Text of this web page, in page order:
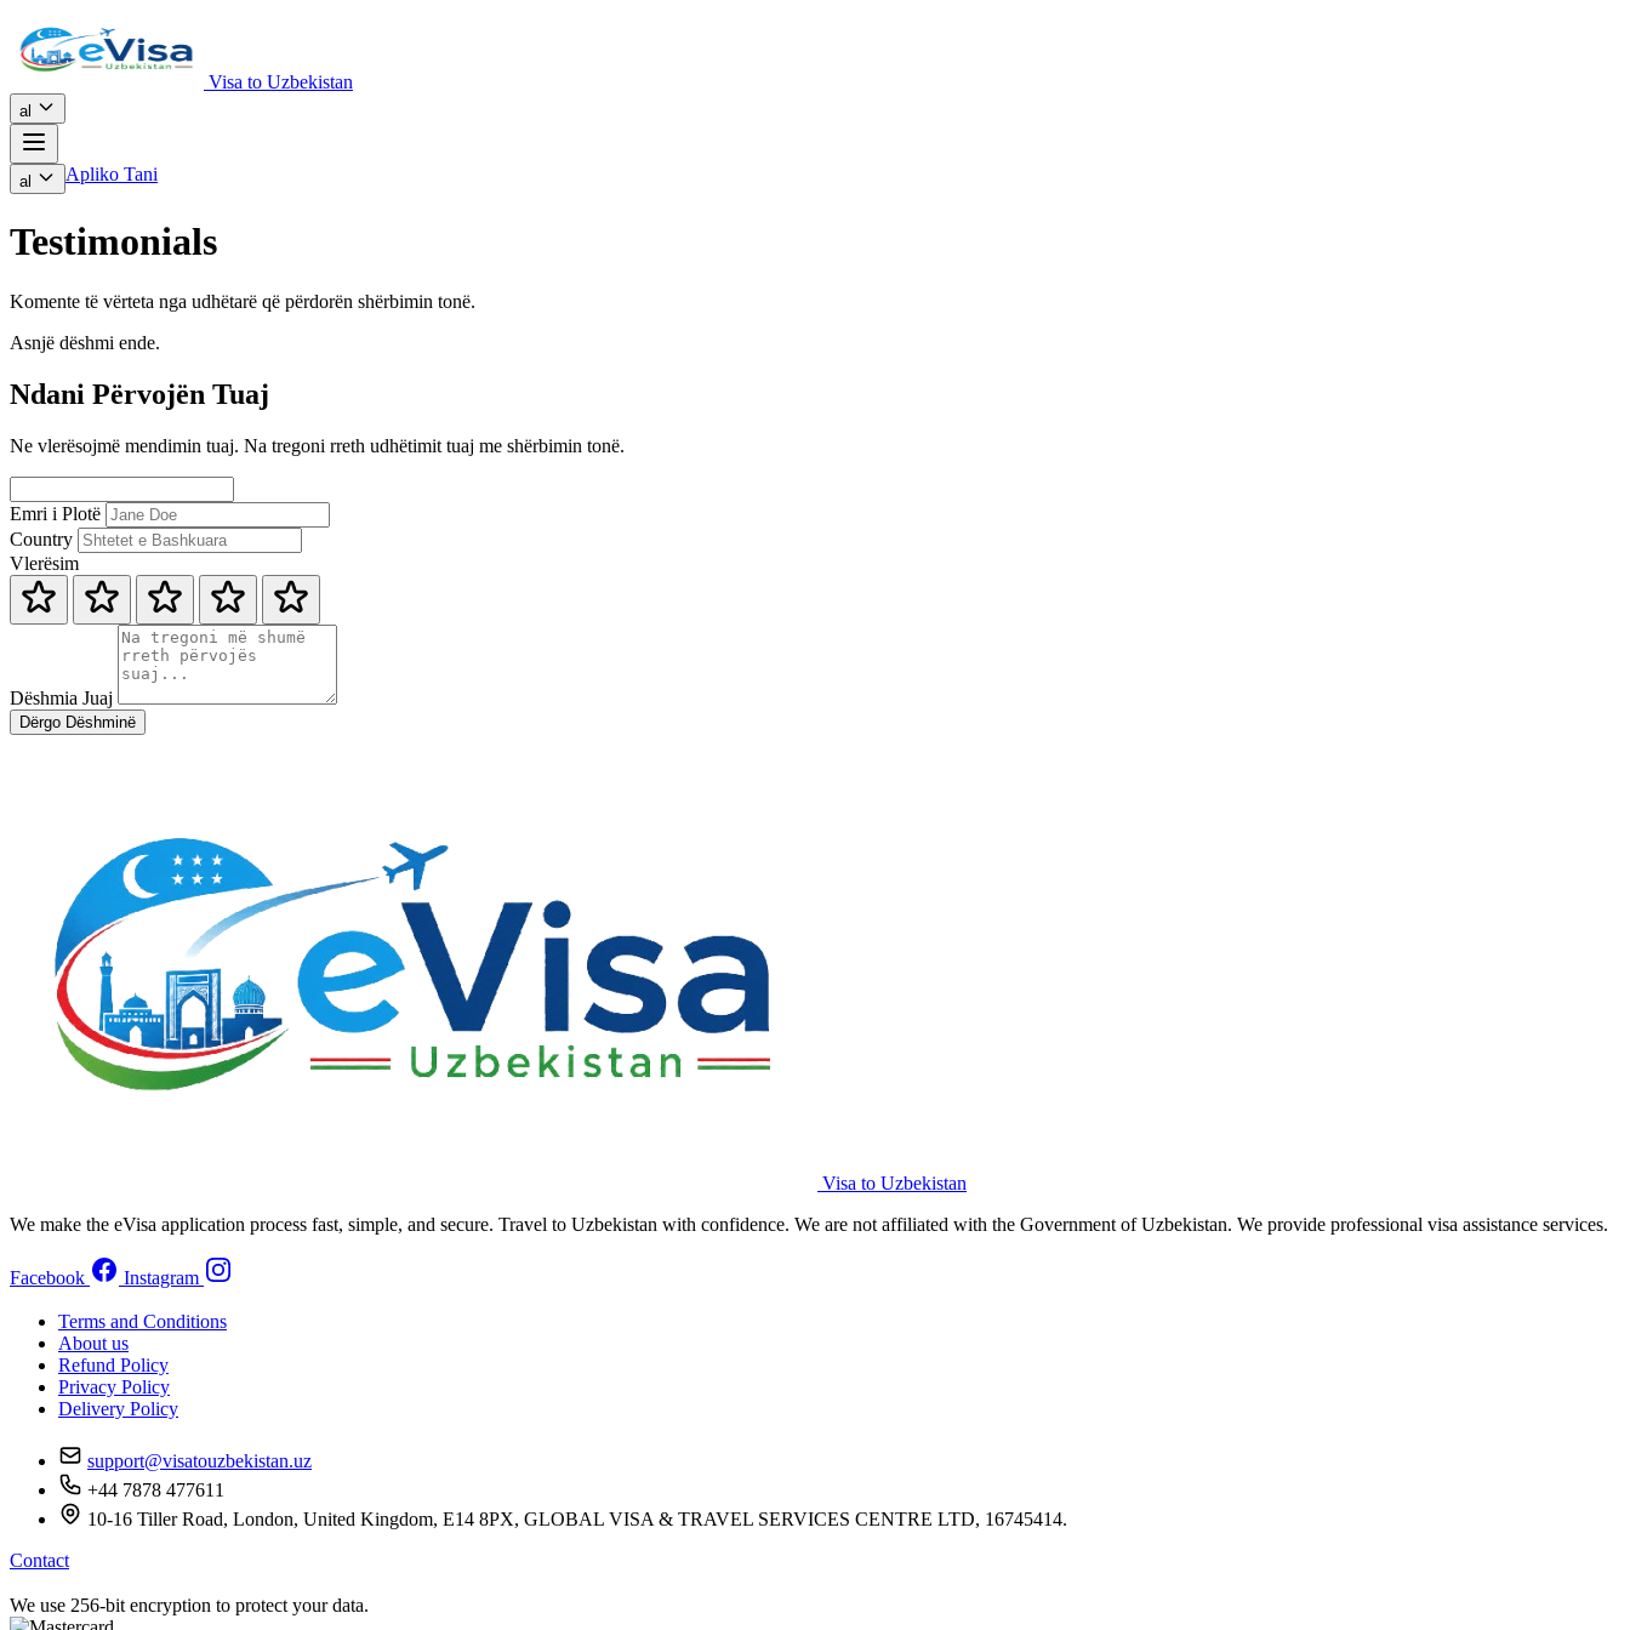
Visa to Uzbekistan
al
al Apliko Tani
Testimonials
Komente të vërteta nga udhëtarë që përdorën shërbimin tonë.
Asnjë dëshmi ende.
Ndani Përvojën Tuaj
Ne vlerësojmë mendimin tuaj. Na tregoni rreth udhëtimit tuaj me shërbimin tonë.
Emri i Plotë
Country
Vlerësim
Dëshmia Juaj
Dërgo Dëshminë
Visa to Uzbekistan
We make the eVisa application process fast, simple, and secure. Travel to Uzbekistan with confidence. We are not affiliated with the Government of Uzbekistan. We provide professional visa assistance services.
Facebook Instagram
Terms and Conditions
About us
Refund Policy
Privacy Policy
Delivery Policy
support@visatouzbekistan.uz
+44 7878 477611
10-16 Tiller Road, London, United Kingdom, E14 8PX, GLOBAL VISA & TRAVEL SERVICES CENTRE LTD, 16745414.
Contact
We use 256-bit encryption to protect your data.